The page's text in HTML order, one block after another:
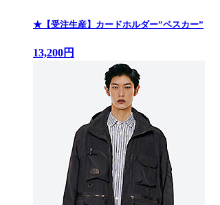
★【受注生産】カードホルダー”ベスカー”
13,200円